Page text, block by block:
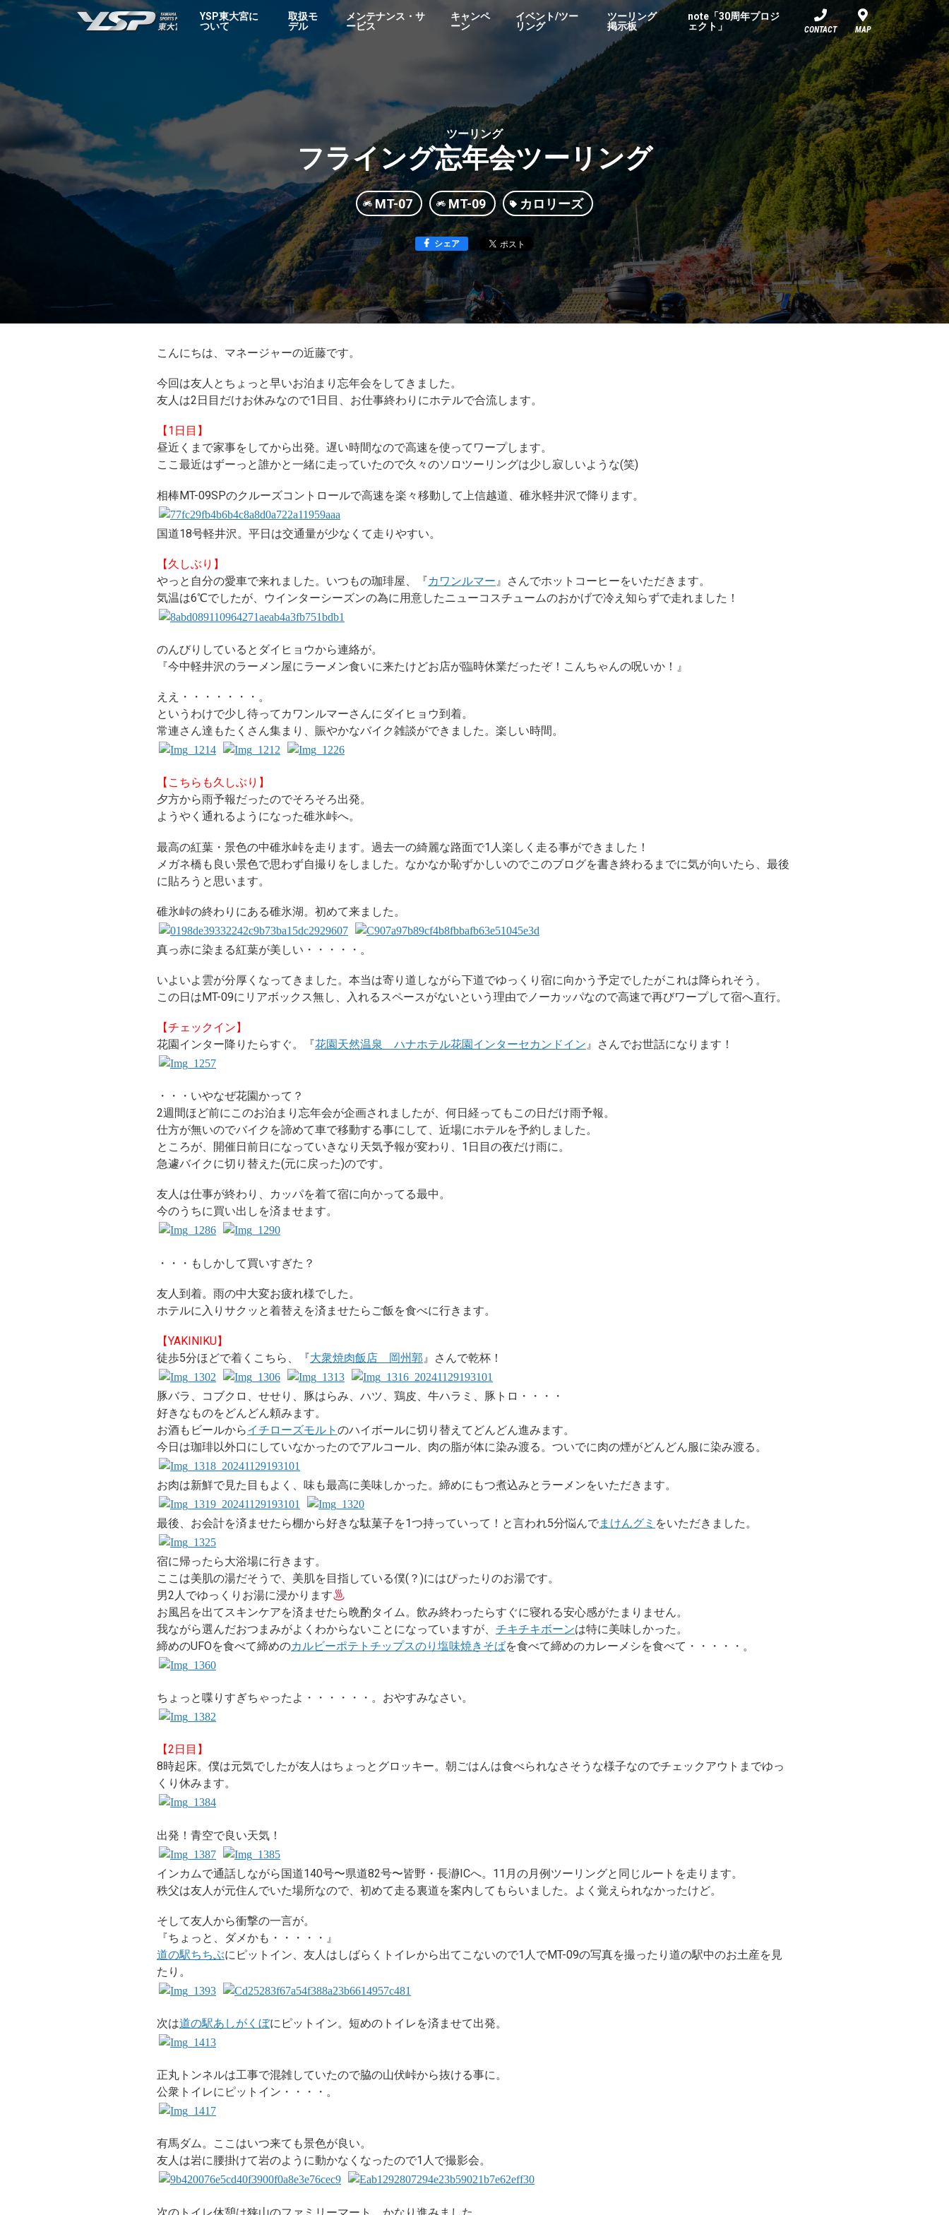
YSP東大宮
YSP東大宮に
ついて
取扱モ
デル
メンテナンス・サ
ービス
キャンペ
ーン
イベント/ツー
リング
ツーリング
掲示板
note「30周年プロジ
ェクト」
CONTACT MAP
ツーリング
フライング忘年会ツーリング
MT-07 MT-09 カロリーズ
シェア
こんにちは、マネージャーの近藤です。
今回は友人とちょっと早いお泊まり忘年会をしてきました。
友人は2日目だけお休みなので1日目、お仕事終わりにホテルで合流します。
【1日目】
昼近くまで家事をしてから出発。遅い時間なので高速を使ってワープします。
ここ最近はずーっと誰かと一緒に走っていたので久々のソロツーリングは少し寂しいような(笑)
相棒MT-09SPのクルーズコントロールで高速を楽々移動して上信越道、碓氷軽井沢で降ります。
国道18号軽井沢。平日は交通量が少なくて走りやすい。
【久しぶり】
やっと自分の愛車で来れました。いつもの珈琲屋、『カワンルマー 』さんでホットコーヒーをいただきます。
気温は6℃でしたが、ウインターシーズンの為に用意したニューコスチュームのおかげで冷え知らずで走れました！
のんびりしているとダイヒョウから連絡が。
『今中軽井沢のラーメン屋にラーメン食いに来たけどお店が臨時休業だったぞ！こんちゃんの呪いか！』
ええ・・・・・・・。
というわけで少し待ってカワンルマーさんにダイヒョウ到着。
常連さん達もたくさん集まり、賑やかなバイク雑談ができました。楽しい時間。
【こちらも久しぶり】
夕方から雨予報だったのでそろそろ出発。
ようやく通れるようになった碓氷峠へ。
最高の紅葉・景色の中碓氷峠を走ります。過去一の綺麗な路面で1人楽しく走る事ができました！
メガネ橋も良い景色で思わず自撮りをしました。なかなか恥ずかしいのでこのブログを書き終わるまでに気が向いたら、最後
に貼ろうと思います。
碓氷峠の終わりにある碓氷湖。初めて来ました。
真っ赤に染まる紅葉が美しい・・・・・。
いよいよ雲が分厚くなってきました。本当は寄り道しながら下道でゆっくり宿に向かう予定でしたがこれは降られそう。
この日はMT-09にリアボックス無し、入れるスペースがないという理由でノーカッパなので高速で再びワープして宿へ直行。
【チェックイン】
花園インター降りたらすぐ。『花園天然温泉 ハナホテル花園インターセカンドイン』さんでお世話になります！
・・・いやなぜ花園かって？
2週間ほど前にこのお泊まり忘年会が企画されましたが、何日経ってもこの日だけ雨予報。
仕方が無いのでバイクを諦めて車で移動する事にして、近場にホテルを予約しました。
ところが、開催日前日になっていきなり天気予報が変わり、1日目の夜だけ雨に。
急遽バイクに切り替えた(元に戻った)のです。
友人は仕事が終わり、カッパを着て宿に向かってる最中。
今のうちに買い出しを済ませます。
・・・もしかして買いすぎた？
友人到着。雨の中大変お疲れ様でした。
ホテルに入りサクッと着替えを済ませたらご飯を食べに行きます。
【YAKINIKU】
徒歩5分ほどで着くこちら、『大衆焼肉飯店 岡州郭』さんで乾杯！
豚バラ、コブクロ、せせり、豚はらみ、ハツ、鶏皮、牛ハラミ、豚トロ・・・・
好きなものをどんどん頼みます。
お酒もビールからイチローズモルト のハイボールに切り替えてどんどん進みます。
今日は珈琲以外口にしていなかったのでアルコール、肉の脂が体に染み渡る。ついでに肉の煙がどんどん服に染み渡る。
お肉は新鮮で見た目もよく、味も最高に美味しかった。締めにもつ煮込みとラーメンをいただきます。
最後、お会計を済ませたら棚から好きな駄菓子を1つ持っていって！と言われ5分悩んでまけんグミ をいただきました。
宿に帰ったら大浴場に行きます。
ここは美肌の湯だそうで、美肌を目指している僕(？)にはぴったりのお湯です。
男2人でゆっくりお湯に浸かります
お風呂を出てスキンケアを済ませたら晩酌タイム。飲み終わったらすぐに寝れる安心感がたまりません。
我ながら選んだおつまみがよくわからないことになっていますが、 チキチキボーンは特に美味しかった。
締めのUFOを食べて締めのカルビーポテトチップスのり塩味焼きそばを食べて締めのカレーメシを食べて・・・・・。
ちょっと喋りすぎちゃったよ・・・・・・。おやすみなさい。
【2日目】
8時起床。僕は元気でしたが友人はちょっとグロッキー。朝ごはんは食べられなさそうな様子なのでチェックアウトまでゆっ
くり休みます。
出発！青空で良い天気！
インカムで通話しながら国道140号〜県道82号〜皆野・長瀞ICへ。11月の月例ツーリングと同じルートを走ります。
秩父は友人が元住んでいた場所なので、初めて走る裏道を案内してもらいました。よく覚えられなかったけど。
そして友人から衝撃の一言が。
『ちょっと、ダメかも・・・・・』
道の駅ちちぶにピットイン、友人はしばらくトイレから出てこないので1人でMT-09の写真を撮ったり道の駅中のお土産を見
たり。
次は道の駅あしがくぼにピットイン。短めのトイレを済ませて出発。
正丸トンネルは工事で混雑していたので脇の山伏峠から抜ける事に。
公衆トイレにピットイン・・・・。
有馬ダム。ここはいつ来ても景色が良い。
友人は岩に腰掛けて岩のように動かなくなったので1人で撮影会。
次のトイレ休憩は狭山のファミリーマート。かなり進みました。